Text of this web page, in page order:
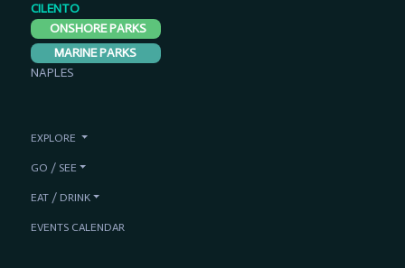
CILENTO
ONSHORE PARKS
MARINE PARKS
NAPLES
EXPLORE
GO / SEE
EAT / DRINK
EVENTS CALENDAR